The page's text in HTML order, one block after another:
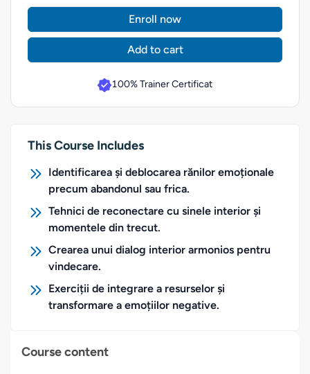
Course content
Enroll now
Add to cart
100% Trainer Certificat
This Course Includes
Identificarea și deblocarea rănilor emoționale
precum abandonul sau frica.
Tehnici de reconectare cu sinele interior și
momentele din trecut.
Crearea unui dialog interior armonios pentru
vindecare.
Exerciții de integrare a resurselor și
transformare a emoțiilor negative.